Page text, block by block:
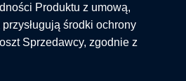
Produktu z umową,
środki ochrony
Sprzedawcy, zgodnie z